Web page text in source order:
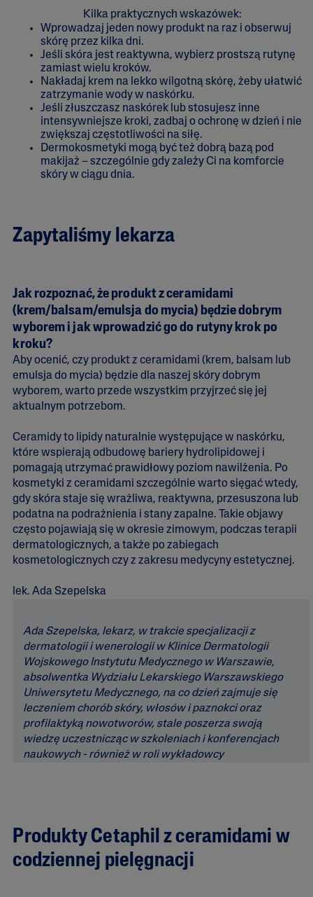
Kilka praktycznych wskazówek:
Wprowadzaj jeden nowy produkt na raz i obserwuj
skórę przez kilka dni.
Jeśli skóra jest reaktywna, wybierz prostszą rutynę
zamiast wielu kroków.
Nakładaj krem na lekko wilgotną skórę, żeby ułatwić
zatrzymanie wody w naskórku.
Jeśli złuszczasz naskórek lub stosujesz inne
intensywniejsze kroki, zadbaj o ochronę w dzień i nie
zwiększaj częstotliwości na siłę.
Dermokosmetyki mogą być też dobrą bazą pod
makijaż – szczególnie gdy zależy Ci na komforcie
skóry w ciągu dnia.
Zapytaliśmy lekarza
Jak rozpoznać, że produkt z ceramidami
(krem/balsam/emulsja do mycia) będzie dobrym
wyborem i jak wprowadzić go do rutyny krok po
kroku?
Aby ocenić, czy produkt z ceramidami (krem, balsam lub
emulsja do mycia) będzie dla naszej skóry dobrym
wyborem, warto przede wszystkim przyjrzeć się jej
aktualnym potrzebom.
Ceramidy to lipidy naturalnie występujące w naskórku,
które wspierają odbudowę bariery hydrolipidowej i
pomagają utrzymać prawidłowy poziom nawilżenia. Po
kosmetyki z ceramidami szczególnie warto sięgać wtedy,
gdy skóra staje się wrażliwa, reaktywna, przesuszona lub
podatna na podrażnienia i stany zapalne. Takie objawy
często pojawiają się w okresie zimowym, podczas terapii
dermatologicznych, a także po zabiegach
kosmetologicznych czy z zakresu medycyny estetycznej.
lek. Ada Szepelska
Ada Szepelska, lekarz, w trakcie specjalizacji z
dermatologii i wenerologii w Klinice Dermatologii
Wojskowego Instytutu Medycznego w Warszawie,
absolwentka Wydziału Lekarskiego Warszawskiego
Uniwersytetu Medycznego, na co dzień zajmuje się
leczeniem chorób skóry, włosów i paznokci oraz
profilaktyką nowotworów, stale poszerza swoją
wiedzę uczestnicząc w szkoleniach i konferencjach
naukowych - również w roli wykładowcy
Produkty Cetaphil z ceramidami w
codziennej pielęgnacji